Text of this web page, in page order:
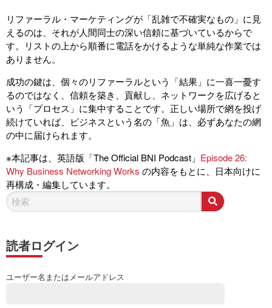
リファーラル・マーケティングが「乱雑で不確実なもの」に見
えるのは、それが人間同士の深い信頼に基づいているからで
す。リストの上から順番に電話をかけるような単純な作業では
ありません。
成功の鍵は、個々のリファーラルという「結果」に一喜一憂す
るのではなく、信頼を築き、貢献し、ネットワークを広げると
いう「プロセス」に集中することです。正しい場所で網を投げ
続けていれば、ビジネスという名の「魚」は、必ずあなたの網
の中に届けられます。
※本記事は、英語版「The Official BNI Podcast」 Episode 26:
Why Business Networking Works の内容をもとに、日本向けに
再構成・編集しています。
読者ログイン
ユーザー名またはメールアドレス